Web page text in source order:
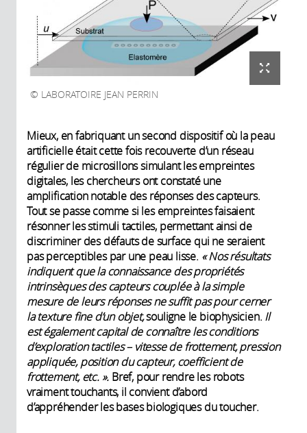
LABORATOIRE JEAN PERRIN
Mieux, en fabriquant un second dispositif où la peau
artificielle était cette fois recouverte d’un réseau
régulier de microsillons simulant les empreintes
digitales, les chercheurs ont constaté une
amplification notable des réponses des capteurs.
Tout se passe comme si les empreintes faisaient
résonner les stimuli tactiles, permettant ainsi de
discriminer des défauts de surface qui ne seraient
pas perceptibles par une peau lisse. « Nos résultats
indiquent que la connaissance des propriétés
intrinsèques des capteurs couplée à la simple
mesure de leurs réponses ne suffit pas pour cerner
la texture fine d’un objet,souligne le biophysicien. Il
est également capital de connaître les conditions
d’exploration tactiles – vitesse de frottement, pression
appliquée, position du capteur, coefficient de
frottement, etc. ». Bref, pour rendre les robots
vraiment touchants, il convient d’abord
d’appréhender les bases biologiques du toucher.